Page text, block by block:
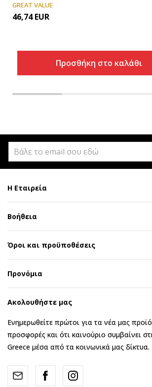
GREAT VALUE
46,74 EUR
Προσθήκη στο καλάθι
Η Εταιρεία
Βοήθεια
Όροι και προϋποθέσεις
Προνόμια
Ακολουθήστε μας
Ενημερωθείτε πρώτοι για τα νέα μας
προσφορές και ότι καινούριο συμβαίνει
Greece μέσα από τα κοινωνικά μας δίκτυα.